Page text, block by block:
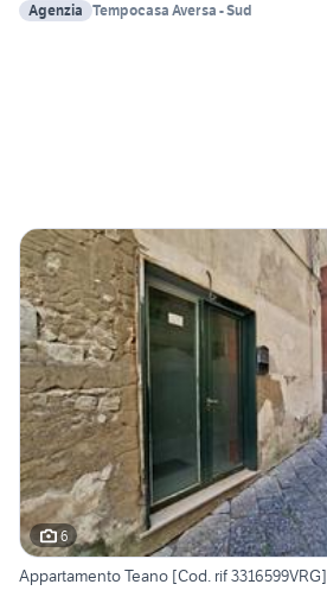
Agenzia Tempocasa Aversa - Sud
6
Appartamento Teano [Cod. rif 3316599VRG]